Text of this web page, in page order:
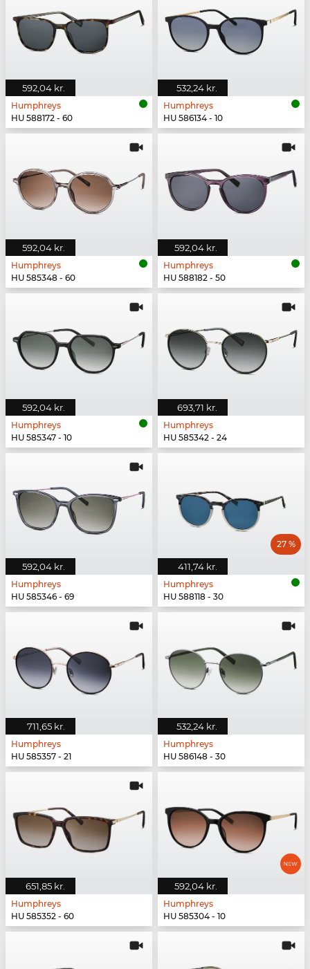
592,04 kr.
Humphreys
HU 588172 - 60
532,24 kr.
Humphreys
HU 586134 - 10
592,04 kr.
Humphreys
HU 585348 - 60
592,04 kr.
Humphreys
HU 588182 - 50
592,04 kr.
Humphreys
HU 585347 - 10
693,71 kr.
Humphreys
HU 585342 - 24
592,04 kr.
Humphreys
HU 585346 - 69
411,74 kr.
27 %
Humphreys
HU 588118 - 30
711,65 kr.
Humphreys
HU 585357 - 21
532,24 kr.
Humphreys
HU 586148 - 30
651,85 kr.
Humphreys
HU 585352 - 60
592,04 kr.
Humphreys
HU 585304 - 10